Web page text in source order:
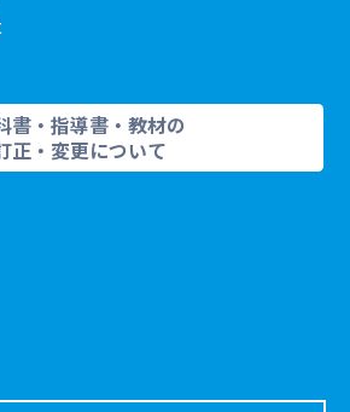
書・指導書・教材の
正・変更について